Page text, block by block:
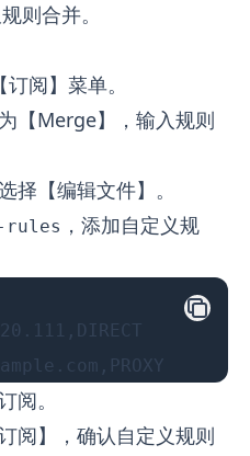
则合并。
阅】菜单。
【Merge】，输入规则
择【编辑文件】。
rules ，添加自定义规
阅。
阅】，确认自定义规则